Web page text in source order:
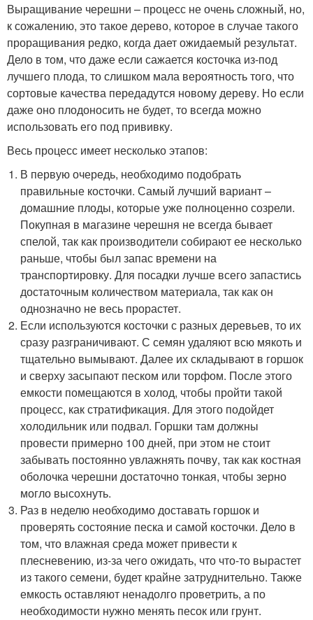
Выращивание черешни – процесс не очень сложный, но,
к сожалению, это такое дерево, которое в случае такого
проращивания редко, когда дает ожидаемый результат.
Дело в том, что даже если сажается косточка из-под
лучшего плода, то слишком мала вероятность того, что
сортовые качества передадутся новому дереву. Но если
даже оно плодоносить не будет, то всегда можно
использовать его под прививку.
Весь процесс имеет несколько этапов:
В первую очередь, необходимо подобрать
правильные косточки. Самый лучший вариант –
домашние плоды, которые уже полноценно созрели.
Покупная в магазине черешня не всегда бывает
спелой, так как производители собирают ее несколько
раньше, чтобы был запас времени на
транспортировку. Для посадки лучше всего запастись
достаточным количеством материала, так как он
однозначно не весь прорастет.
Если используются косточки с разных деревьев, то их
сразу разграничивают. С семян удаляют всю мякоть и
тщательно вымывают. Далее их складывают в горшок
и сверху засыпают песком или торфом. После этого
емкости помещаются в холод, чтобы пройти такой
процесс, как стратификация. Для этого подойдет
холодильник или подвал. Горшки там должны
провести примерно 100 дней, при этом не стоит
забывать постоянно увлажнять почву, так как костная
оболочка черешни достаточно тонкая, чтобы зерно
могло высохнуть.
Раз в неделю необходимо доставать горшок и
проверять состояние песка и самой косточки. Дело в
том, что влажная среда может привести к
плесневению, из-за чего ожидать, что что-то вырастет
из такого семени, будет крайне затруднительно. Также
емкость оставляют ненадолго проветрить, а по
необходимости нужно менять песок или грунт.